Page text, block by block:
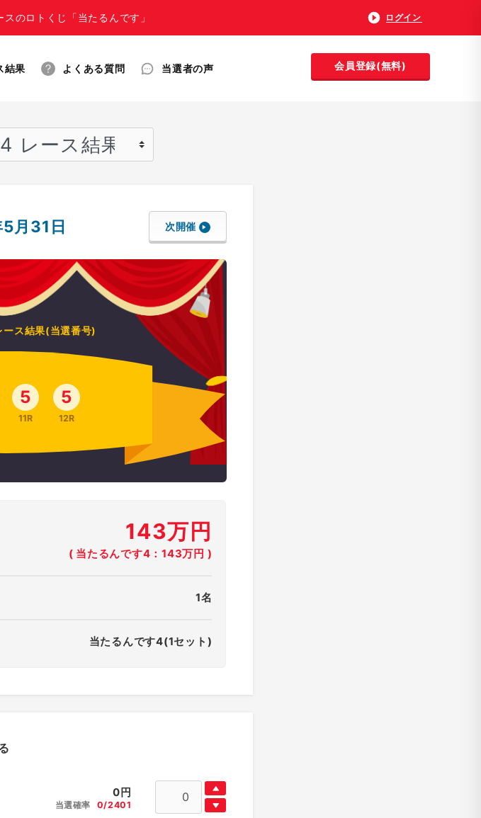
のロトくじ「当たるんです」 ログイン
結果 よくある質問 当選者の声 会員登録(無料)
月31日 次開催
ース結果(当選番号)
5
11R
5
12R
143万円
( 当たるんです4：143万円 )
1名
当たるんです4(1セット)
0円
当選確率 0/2401